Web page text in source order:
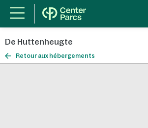
De Huttenheugte
Retour aux hébergements